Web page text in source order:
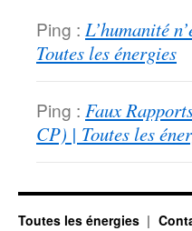
Ping : L’humanité
Toutes les énergies
Ping : Faux
CP) | Toutes les
Toutes les énergies